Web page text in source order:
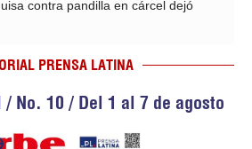
contra pandilla en cárcel dejó
PRENSA LATINA
/ No. 10 / Del 1 al 7 de agosto